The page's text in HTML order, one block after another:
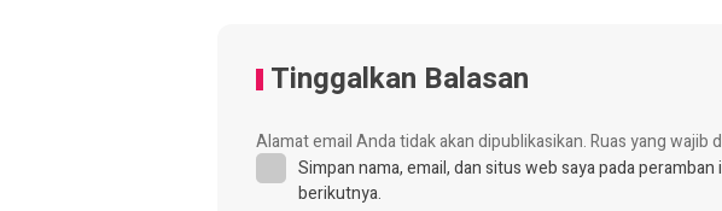
Tinggalkan Balasan
Alamat email Anda tidak akan dipublikasikan.Ruas yang wajib
Simpan nama, email, dan situs web saya pada
berikutnya.